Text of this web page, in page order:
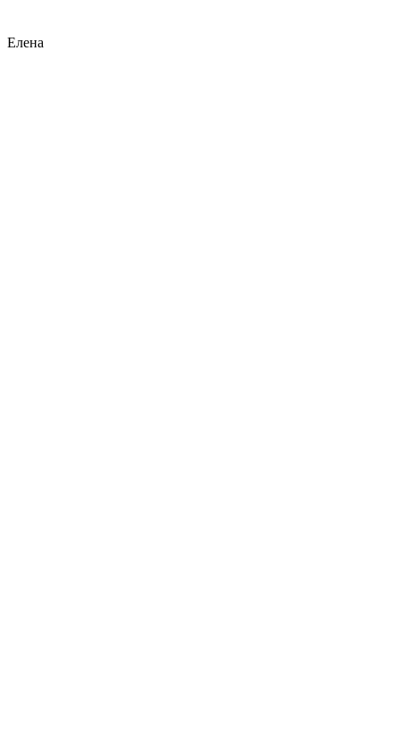
Елена